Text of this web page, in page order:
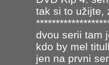
tak si to užijte,
dvou serii tam
kdo by mel
jen na prvni